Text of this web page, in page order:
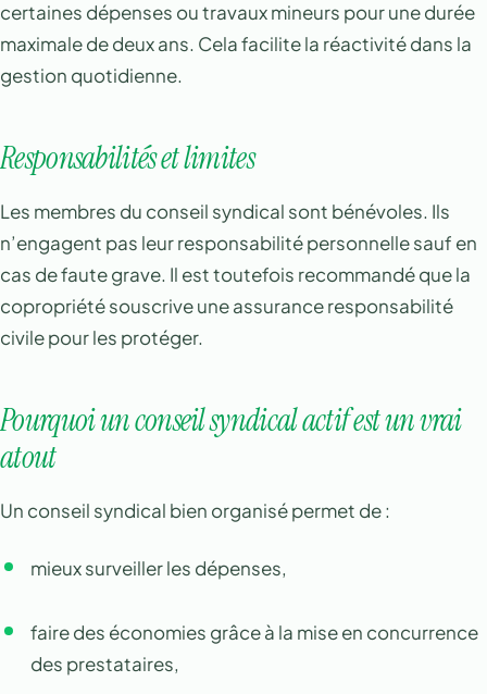
certaines dépenses ou travaux mineurs pour une durée
maximale de deux ans. Cela facilite la réactivité dans la
gestion quotidienne.
Responsabilités et limites
Les membres du conseil syndical sont bénévoles. Ils
n’engagent pas leur responsabilité personnelle sauf en
cas de faute grave. Il est toutefois recommandé que la
copropriété souscrive une assurance responsabilité
civile pour les protéger.
Pourquoi un conseil syndical actif est un vrai
atout
Un conseil syndical bien organisé permet de :
mieux surveiller les dépenses,
faire des économies grâce à la mise en concurrence
des prestataires,